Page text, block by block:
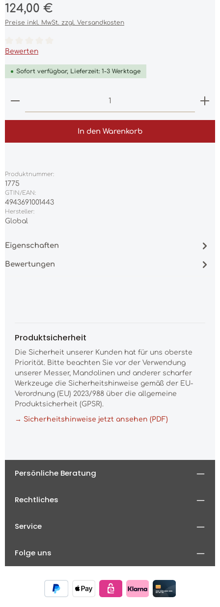
Regulärer Preis:
124,00 €
Preise inkl. MwSt. zzgl. Versandkosten
Durchschnittliche Bewertung von 0 von 5 Sternen
Bewerten
Sofort verfügbar, Lieferzeit: 1-3 Werktage
Produkt Anzahl: Gib den gewünschten Wert
In den Warenkorb
Produktnummer:
1775
GTIN/EAN:
4943691001443
Hersteller:
Global
Eigenschaften
Bewertungen
Produktsicherheit
Die Sicherheit unserer Kunden hat für uns oberste
Priorität. Bitte beachten Sie vor der Verwendung
unserer Messer, Mandolinen und anderer scharfer
Werkzeuge die Sicherheitshinweise gemäß der EU-
Verordnung (EU) 2023/988 über die allgemeine
Produktsicherheit (GPSR).
→ Sicherheitshinweise jetzt ansehen (PDF)
Persönliche Beratung
Rechtliches
Service
Folge uns